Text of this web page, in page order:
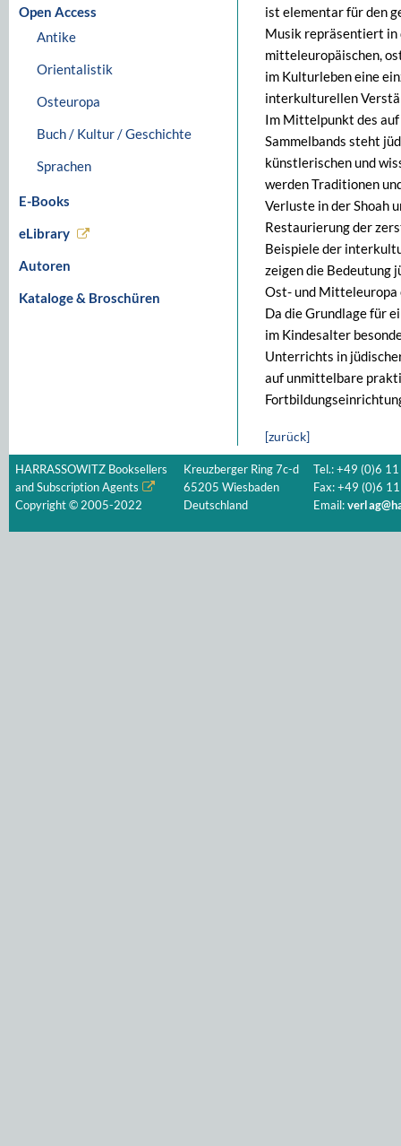
Open Access
Antike
Orientalistik
Osteuropa
Buch / Kultur / Geschichte
Sprachen
E-Books
eLibrary
Autoren
Kataloge & Broschüren
ist elementar für den
Musik repräsentiert in
mitteleuropäischen,
im Kulturleben eine
interkulturellen
Im Mittelpunkt des auf
Sammelbands steht
künstlerischen und
werden Traditionen
Verluste in der Shoah
Restaurierung der
Beispiele der
zeigen die Bedeutung
Ost- und Mitteleuropa
Da die Grundlage für
im Kindesalter
Unterrichts in
auf unmittelbare
[zurück]
HARRASSOWITZ Booksellers
and Subscription Agents
Copyright © 2005-2022
Kreuzberger Ring 7c-d
65205 Wiesbaden
Deutschland
Tel.: +49 (0)6
Fax: +49 (0)6
Email: